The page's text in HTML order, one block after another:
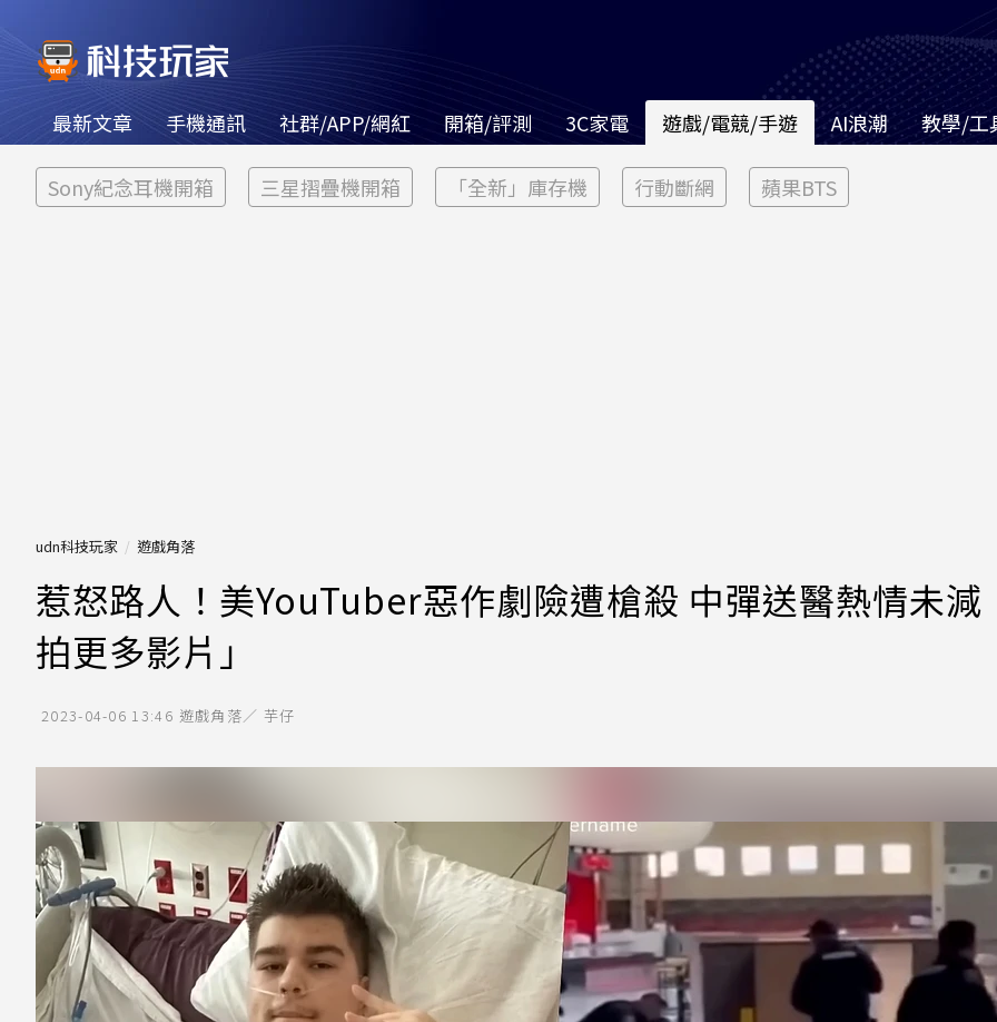
最新文章 手機通訊 社群/APP/網紅 開箱/評測 3C家電 遊戲/電競/手遊 AI浪潮 教學/工
Sony紀念耳機開箱 三星摺疊機開箱 「全新」庫存機 行動斷網 蘋果BTS
udn科技玩家 遊戲角落
惹怒路人！美YouTuber惡作劇險遭槍殺 中彈送醫熱情未減
拍更多影片」
2023-04-06 13:46 遊戲角落／ 芋仔